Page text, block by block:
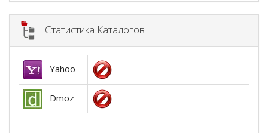
Статистика Каталогов
Yahoo
Dmoz